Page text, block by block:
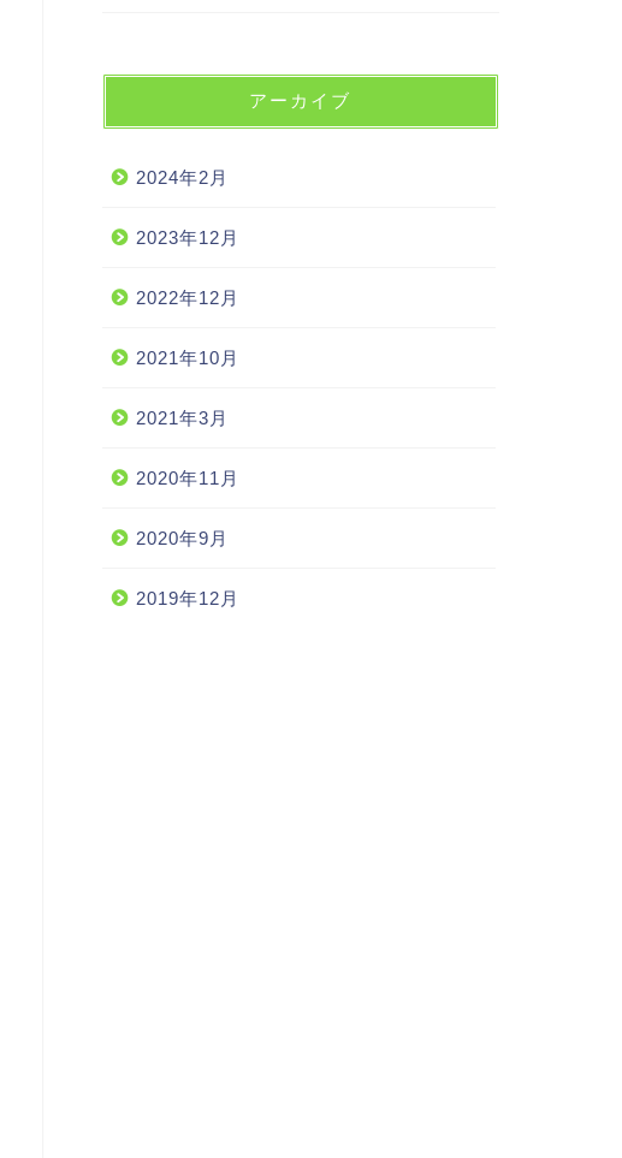
アーカイブ
2024年2月
2023年12月
2022年12月
2021年10月
2021年3月
2020年11月
2020年9月
2019年12月